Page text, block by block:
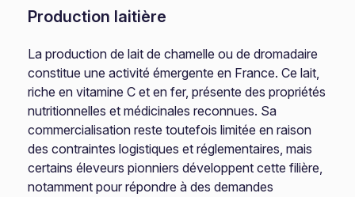
Production laitière
La production de lait de chamelle ou de dromadaire
constitue une activité émergente en France. Ce lait,
riche en vitamine C et en fer, présente des propriétés
nutritionnelles et médicinales reconnues. Sa
commercialisation reste toutefois limitée en raison
des contraintes logistiques et réglementaires, mais
certains éleveurs pionniers développent cette filière,
notamment pour répondre à des demandes